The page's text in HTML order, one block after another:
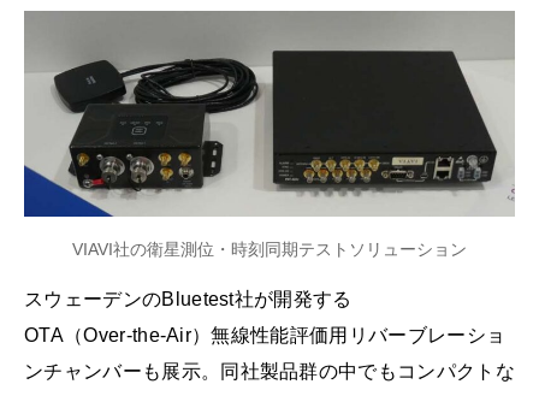
VIAVI社の衛星測位・時刻同期テストソリューション
スウェーデンのBluetest社が開発する
OTA（Over‑the‑Air）無線性能評価用リバーブレーショ
ンチャンバーも展示。同社製品群の中でもコンパクトな